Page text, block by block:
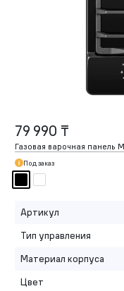
79 990 ₸
Газовая варочная панель
Под заказ
Артикул
Тип управления
Материал корпуса
Цвет